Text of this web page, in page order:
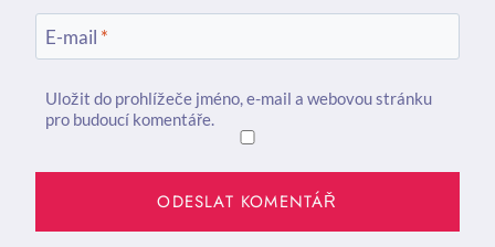
E-mail *
Uložit do prohlížeče jméno, e-mail a webovou stránku
pro budoucí komentáře.